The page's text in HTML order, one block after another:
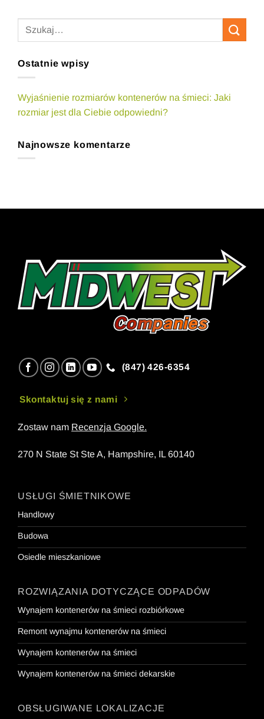
Ostatnie wpisy
Wyjaśnienie rozmiarów kontenerów na śmieci: Jaki
rozmiar jest dla Ciebie odpowiedni?
Najnowsze komentarze
(847) 426-6354
Skontaktuj się z nami
Zostaw nam Recenzja Google.
270 N State St Ste A, Hampshire, IL 60140
USŁUGI ŚMIETNIKOWE
Handlowy
Budowa
Osiedle mieszkaniowe
ROZWIĄZANIA DOTYCZĄCE ODPADÓW
Wynajem kontenerów na śmieci rozbiórkowe
Remont wynajmu kontenerów na śmieci
Wynajem kontenerów na śmieci
Wynajem kontenerów na śmieci dekarskie
OBSŁUGIWANE LOKALIZACJE